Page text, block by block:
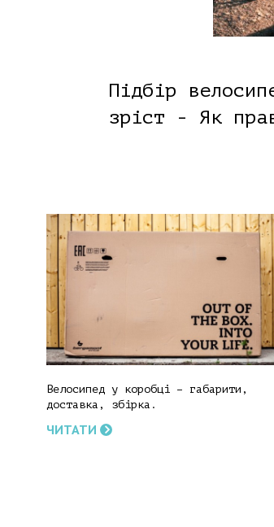
Підбір
зріст - Як
Велосипед у коробці – габарити,
доставка, збірка.
ЧИТАТИ